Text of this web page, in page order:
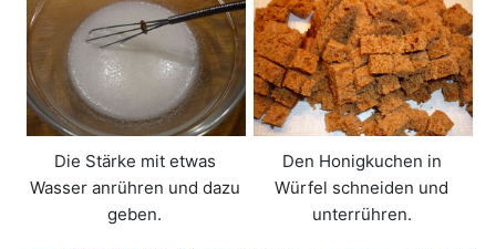
Die Stärke mit etwas
Wasser anrühren und dazu
geben.
Den Honigkuchen in
Würfel schneiden und
unterrühren.